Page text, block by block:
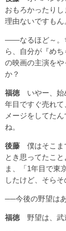
おもろかったりし
理由ないですもん
――なるほど～。
ら、自分が『め
の映画の主演を
か？
福徳 いやー、始
年目ですぐ売れ
メージをしてた
ね。
後藤 僕はそこま
とき思ってたこ
ま、「1年目で東
したけど、そらそ
──今後の野望は
福徳 野望は、武